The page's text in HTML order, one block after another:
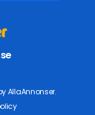
AllaAnnonser.